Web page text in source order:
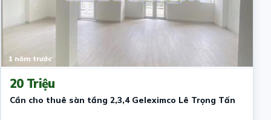
1 năm trước
20 Triệu
Cần cho thuê sàn tầng 2,3,4 Geleximco Lê Trọng Tấn